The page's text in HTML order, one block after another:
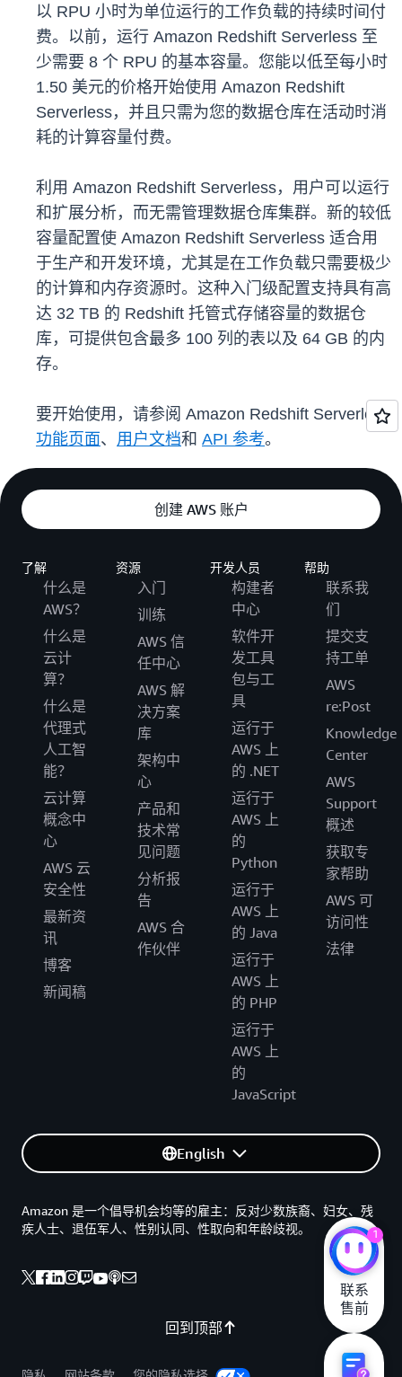
以 RPU 小时为单位运行的工作负载的持续时间付
费。以前，运行 Amazon Redshift Serverless 至
少需要 8 个 RPU 的基本容量。您能以低至每小时
1.50 美元的价格开始使用 Amazon Redshift
Serverless，并且只需为您的数据仓库在活动时消
耗的计算容量付费。
利用 Amazon Redshift Serverless，用户可以运行
和扩展分析，而无需管理数据仓库集群。新的较低
容量配置使 Amazon Redshift Serverless 适合用
于生产和开发环境，尤其是在工作负载只需要极少
的计算和内存资源时。这种入门级配置支持具有高
达 32 TB 的 Redshift 托管式存储容量的数据仓
库，可提供包含最多 100 列的表以及 64 GB 的内
存。
要开始使用，请参阅 Amazon Redshift Serverless
功能页面、 用户文档和 API 参考。
创建 AWS 账户
了解
什么是
AWS？
什么是
云计
算？
什么是
代理式
人工智
能？
云计算
概念中
心
AWS 云
安全性
最新资
讯
博客
新闻稿
资源
入门
训练
AWS 信
任中心
AWS 解
决方案
库
架构中
心
产品和
技术常
见问题
分析报
告
AWS 合
作伙伴
开发人员
构建者
中心
软件开
发工具
包与工
具
运行于
AWS 上
的 .NET
运行于
AWS 上
的
Python
运行于
AWS 上
的 Java
运行于
AWS 上
的 PHP
运行于
AWS 上
的
JavaScript
帮助
联系我
们
提交支
持工单
AWS
re:Post
Knowledge
Center
AWS
Support
概述
获取专
家帮助
AWS 可
访问性
法律
English
回到顶部
Amazon 是一个倡导机会均等的雇主：反对少数族裔、妇女、残
疾人士、退伍军人、性别认同、性取向和年龄歧视。
1
联系
售前